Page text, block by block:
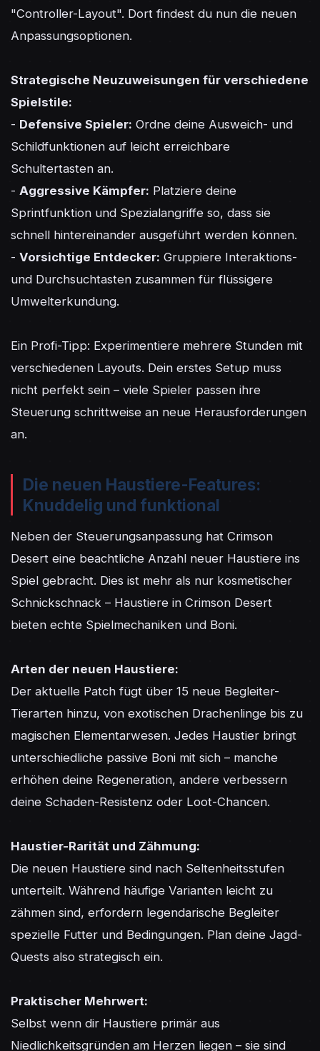
"Controller-Layout". Dort findest du nun die neuen
Anpassungsoptionen.
Strategische Neuzuweisungen für verschiedene
Spielstile:
- Defensive Spieler: Ordne deine Ausweich- und
Schildfunktionen auf leicht erreichbare
Schultertasten an.
- Aggressive Kämpfer: Platziere deine
Sprintfunktion und Spezialangriffe so, dass sie
schnell hintereinander ausgeführt werden können.
- Vorsichtige Entdecker: Gruppiere Interaktions-
und Durchsuchtasten zusammen für flüssigere
Umwelterkundung.
Ein Profi-Tipp: Experimentiere mehrere Stunden mit
verschiedenen Layouts. Dein erstes Setup muss
nicht perfekt sein – viele Spieler passen ihre
Steuerung schrittweise an neue Herausforderungen
an.
Die neuen Haustiere-Features:
Knuddelig und funktional
Neben der Steuerungsanpassung hat Crimson
Desert eine beachtliche Anzahl neuer Haustiere ins
Spiel gebracht. Dies ist mehr als nur kosmetischer
Schnickschnack – Haustiere in Crimson Desert
bieten echte Spielmechaniken und Boni.
Arten der neuen Haustiere:
Der aktuelle Patch fügt über 15 neue Begleiter-
Tierarten hinzu, von exotischen Drachenlinge bis zu
magischen Elementarwesen. Jedes Haustier bringt
unterschiedliche passive Boni mit sich – manche
erhöhen deine Regeneration, andere verbessern
deine Schaden-Resistenz oder Loot-Chancen.
Haustier-Rarität und Zähmung:
Die neuen Haustiere sind nach Seltenheitsstufen
unterteilt. Während häufige Varianten leicht zu
zähmen sind, erfordern legendarische Begleiter
spezielle Futter und Bedingungen. Plan deine Jagd-
Quests also strategisch ein.
Praktischer Mehrwert:
Selbst wenn dir Haustiere primär aus
Niedlichkeitsgründen am Herzen liegen – sie sind